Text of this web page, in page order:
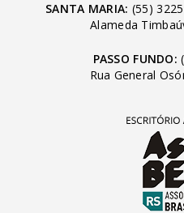
SANTA MARIA: (55)
Alameda
PASSO FUNDO:
Rua General